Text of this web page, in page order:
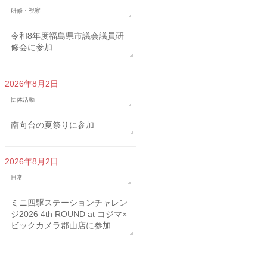
研修・視察
令和8年度福島県市議会議員研
修会に参加
2026年8月2日
団体活動
南向台の夏祭りに参加
2026年8月2日
日常
ミニ四駆ステーションチャレン
ジ2026 4th ROUND at コジマ×
ビックカメラ郡山店に参加